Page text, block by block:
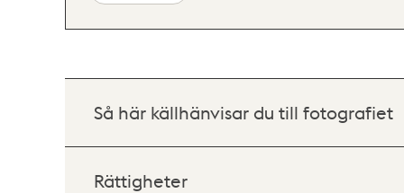
Så här källhänvisar du till fotografiet
Rättigheter